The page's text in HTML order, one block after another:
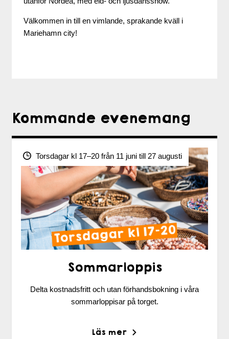
Välkommen in till en vimlande, sprakande kväll i
Mariehamn city!
Kommande evenemang
Torsdagar kl 17–20 från 11 juni till 27 augusti
Sommarloppis
Delta kostnadsfritt och utan förhandsbokning i våra
sommarloppisar på torget.
Läs mer